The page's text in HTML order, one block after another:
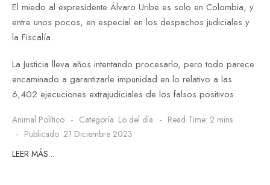
El miedo al expresidente Álvaro Uribe es solo en Colombia, y
entre unos pocos, en especial en los despachos judiciales y
la Fiscalía.
La Justicia lleva años intentando procesarlo, pero todo parece
encaminado a garantizarle impunidad en lo relativo a las
6,402 ejecuciones extrajudiciales de los falsos positivos.
Animal Político Categoría: Lo del día
Read Time: 2 mins
Publicado: 21 Diciembre 2023
LEER MÁS…